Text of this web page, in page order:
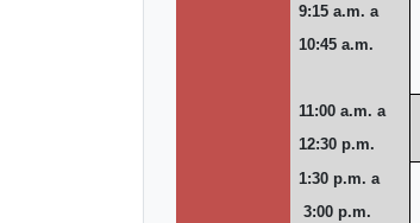
9:15 a.m. a
10:45 a.m.
11:00 a.m. a
12:30 p.m.
1:30 p.m. a
3:00 p.m.